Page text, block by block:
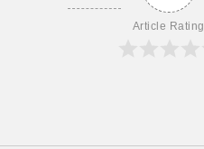
Article Rating